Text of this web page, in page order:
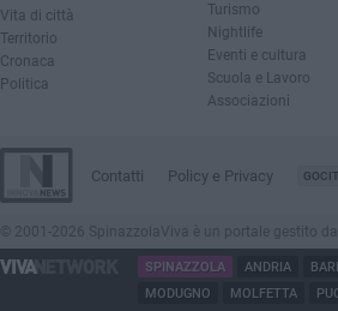
Vita di città
Territorio
Cronaca
Politica
Turismo
Nightlife
Eventi e cultura
Scuola e Lavoro
Associazioni
Contatti Policy e Privacy
© 2001-2026 SpinazzolaViva è un portale gestito
SPINAZZOLA ANDRIA BARI
MODUGNO
MOLFETTA